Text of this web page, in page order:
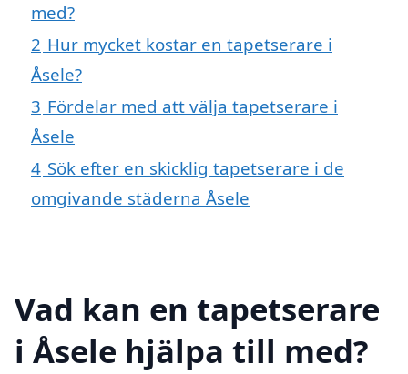
med?
2 Hur mycket kostar en tapetserare i
Åsele?
3 Fördelar med att välja tapetserare i
Åsele
4 Sök efter en skicklig tapetserare i de
omgivande städerna Åsele
Vad kan en tapetserare
i Åsele hjälpa till med?